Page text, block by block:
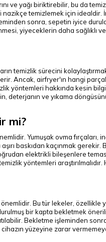
ve yağı biriktirebilir, bu da
temizlemek için idealdir.
sonra, sepetin iyice
yiyeceklerin daha sağlıklı
temizlik sürecini
Ancak, airfryer'ın hangi
yöntemleri hakkında kesin
deterjanın ve yıkama
mi?
Yumuşak ovma fırçaları,
baskıdan kaçınmak gerekir.
elektrikli bileşenlere
yöntemleri araştırılmalıdır.
Bu tür lekeler, özellikle
bir kapta bekletmek
Bekletme işleminden
yüzeyine zarar